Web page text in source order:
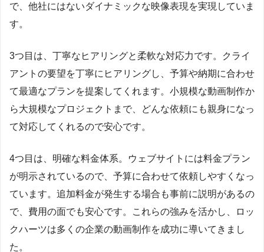
で、他社にはないダイナミックな映像表現を実現していま
す。
3つ目は、丁寧なヒアリングと柔軟な対応力です。クライ
アントの要望を丁寧にヒアリングし、予算や納期に合わせ
て最適なプランを提案してくれます。小規模な動画制作か
ら大規模なプロジェクトまで、どんな依頼にも親身になっ
て対応してくれるので安心です。
4つ目は、明確な料金体系。ウェブサイトには料金プラン
が明示されているので、予算に合わせて依頼しやすくなっ
ています。追加料金が発生する場合も事前に説明があるの
で、費用の面でも安心です。これらの強みを活かし、ロッ
クハーツは多くの企業の動画制作を成功に導いてきまし
た。